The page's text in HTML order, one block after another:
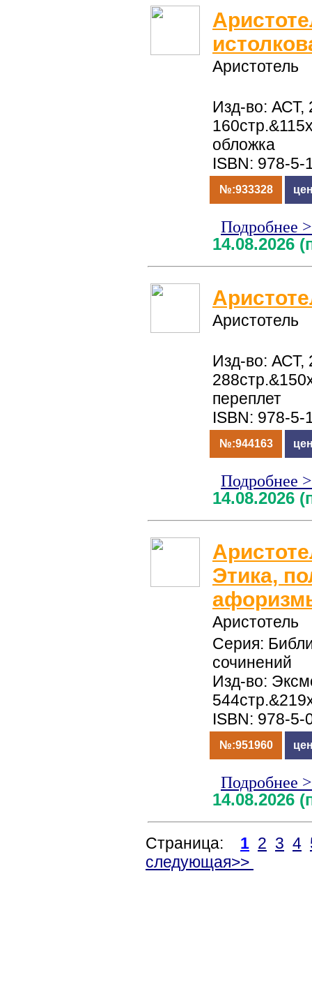
Аристотель
Изд-во: АСТ,
обложка
ISBN: 978-5-
№:933328
Подробнее
14.08.2026
Аристотель
Изд-во: АСТ,
переплет
ISBN: 978-5-
№:944163
Подробнее
14.08.2026
Этика,
Аристотель
Серия:
сочинений
Изд-во:
ISBN: 978-5-
№:951960
Подробнее
14.08.2026
Страница: 1 2 3 4
следующая>>